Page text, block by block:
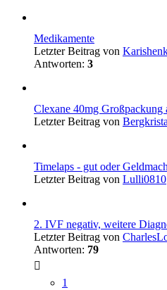
Medikamente
Letzter Beitrag von
Antworten: 3
Clexane 40mg Großpackung
Letzter Beitrag von
Timelaps - gut oder
Letzter Beitrag von Lulli0810
2. IVF negativ, weitere
Letzter Beitrag von
Antworten: 79
1